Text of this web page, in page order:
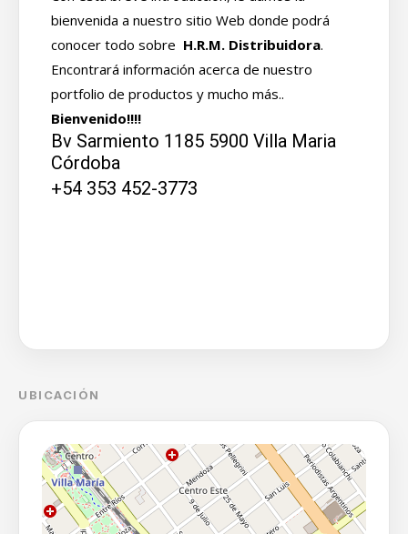
bienvenida a nuestro sitio Web donde podrá
conocer todo sobre H.R.M. Distribuidora.
Encontrará información acerca de nuestro
portfolio de productos y mucho más..
Bienvenido!!!!
Bv Sarmiento 1185 5900 Villa Maria
Córdoba
+54 353 452-3773
UBICACIÓN